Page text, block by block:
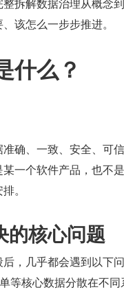
该怎么一步步推进。
什么？
确、一致、安全、可
一个软件产品，也不
。
的核心问题
，几乎都会遇到以下
等核心数据分散在不